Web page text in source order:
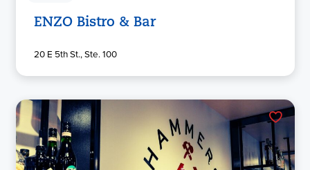
ENZO Bistro & Bar
20 E 5th St., Ste. 100